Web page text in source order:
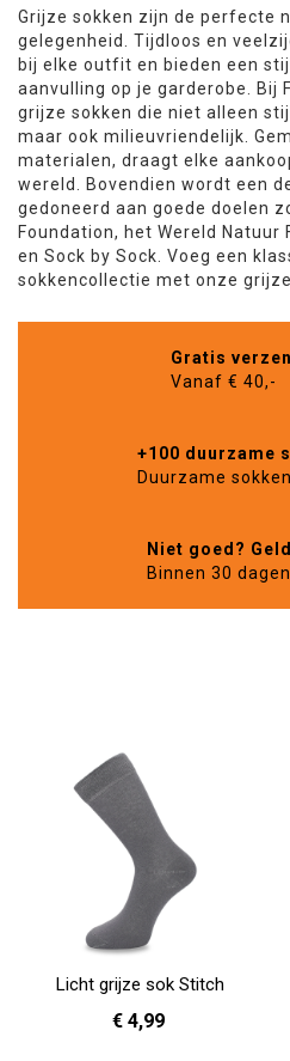
Grijze sokken zijn de perfecte
gelegenheid. Tijdloos en
bij elke outfit en bieden een
aanvulling op je garderobe. Bij
grijze sokken die niet alleen
maar ook milieuvriendelijk.
materialen, draagt elke
wereld. Bovendien wordt een
gedoneerd aan goede doelen
Foundation, het Wereld Natuur
en Sock by Sock. Voeg een
sokkencollectie met onze grijze
Gratis
Vanaf € 40,-
+100 duurzame
Duurzame
Niet goed?
Binnen 30
Licht grijze sok Stitch
€ 4,99